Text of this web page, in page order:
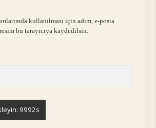
kullanılması için adım, e-posta
bu tarayıcıya kaydedilsin.